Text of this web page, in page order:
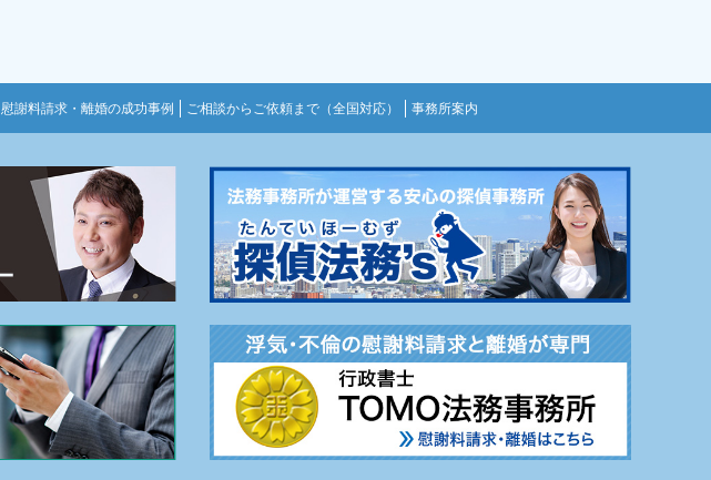
慰謝料請求・離婚の成功事例 ご相談からご依頼まで（全国対応） 事務所案内